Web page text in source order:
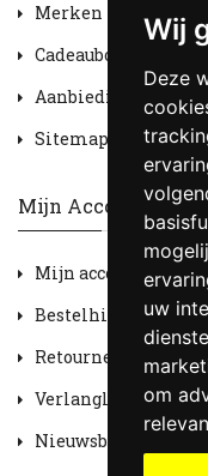
Wij
Deze
uw
om
Merken
Cadeaubon
Aanbiedingen
Sitemap
Mijn Account
Mijn account
Bestelhistorie
Retourneren
Verlanglijst
Nieuwsbrief